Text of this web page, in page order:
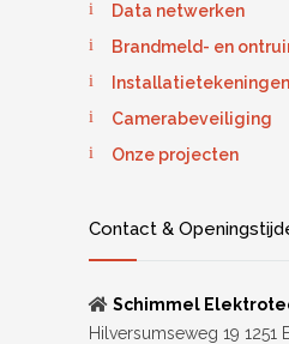
Data netwerken
Brandmeld- en
Installatietekeningen
Camerabeveiliging
Onze projecten
Contact &
Schimmel
Hilversumseweg 19 1251